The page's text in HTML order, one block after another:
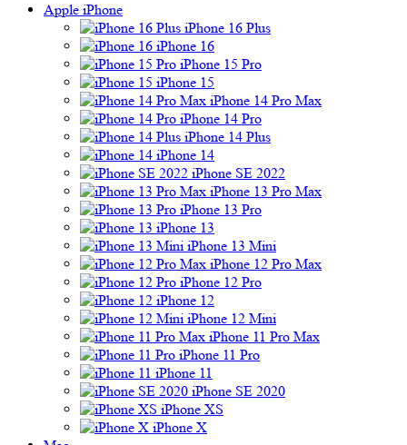
Apple iPhone
iPhone 16 Plus
iPhone 16
iPhone 15 Pro
iPhone 15
iPhone 14 Pro Max
iPhone 14 Pro
iPhone 14 Plus
iPhone 14
iPhone SE 2022
iPhone 13 Pro Max
iPhone 13 Pro
iPhone 13
iPhone 13 Mini
iPhone 12 Pro Max
iPhone 12 Pro
iPhone 12
iPhone 12 Mini
iPhone 11 Pro Max
iPhone 11 Pro
iPhone 11
iPhone SE 2020
iPhone XS
iPhone X